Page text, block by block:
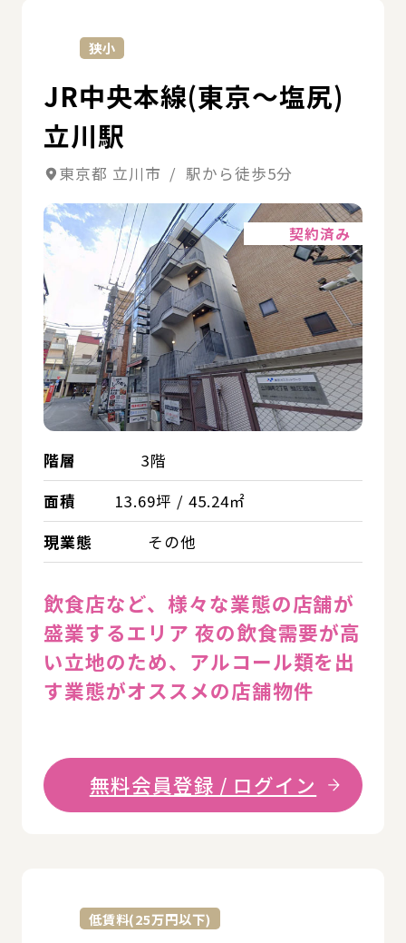
狭小
JR中央本線(東京～塩尻)
立川駅
東京都 立川市 / 駅から徒歩5分
契約済み
階層
3階
面積
13.69坪 / 45.24㎡
現業態
その他
飲食店など、様々な業態の店舗が
盛業するエリア 夜の飲食需要が高
い立地のため、アルコール類を出
す業態がオススメの店舗物件
無料会員登録 / ログイン
低賃料(25万円以下)